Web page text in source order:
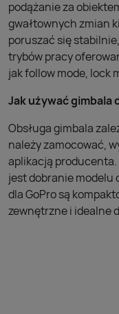
podążanie za
gwałtownych zmian
poruszać się
trybów pracy
jak follow mode, lock
Jak używać gimbala
Obsługa gimbala
należy zamocować,
aplikacją
jest dobranie modelu
dla GoPro są
zewnętrzne i idealne